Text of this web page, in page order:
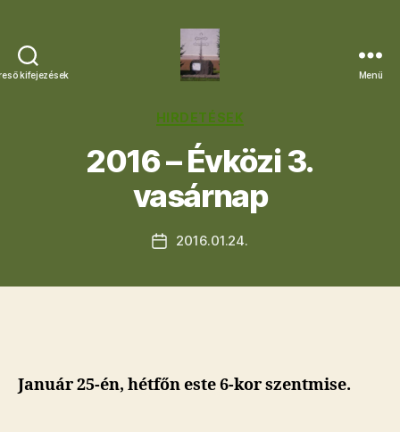
kifejezések
Egyházközség
Menü
Kategóriák
HIRDETÉSEK
2016 – Évközi 3.
vasárnap
Bejegyzés
2016.01.24.
Január 25-én, hétfőn este 6-kor szentmise.